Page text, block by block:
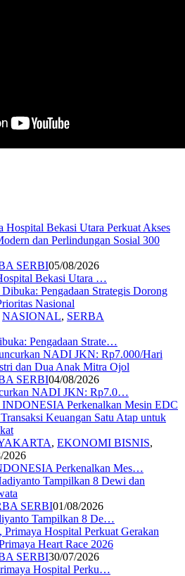
SERBI05/08/2026
Bekasi Utara …
NASIONAL, SERBA
Pengadaan Strate…
SERBI04/08/2026
NADI JKN: Rp7.0…
, EKONOMI BISNIS,
2026
Perkenalkan Mes…
SERBI01/08/2026
Tampilkan 8 De…
SERBI30/07/2026
Hospital Perku…